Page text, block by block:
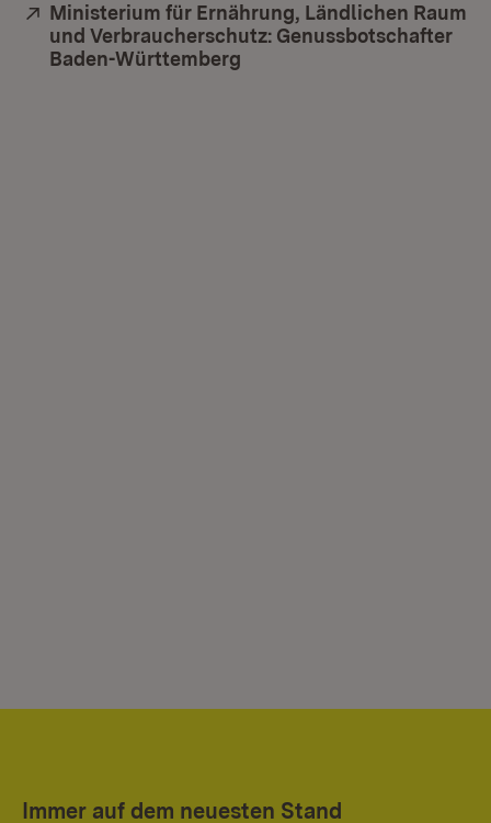
Extern:
Ministerium für Ernährung, Ländlichen Raum
und Verbraucherschutz: Genussbotschafter
Baden-Württemberg
Immer auf dem neuesten Stand